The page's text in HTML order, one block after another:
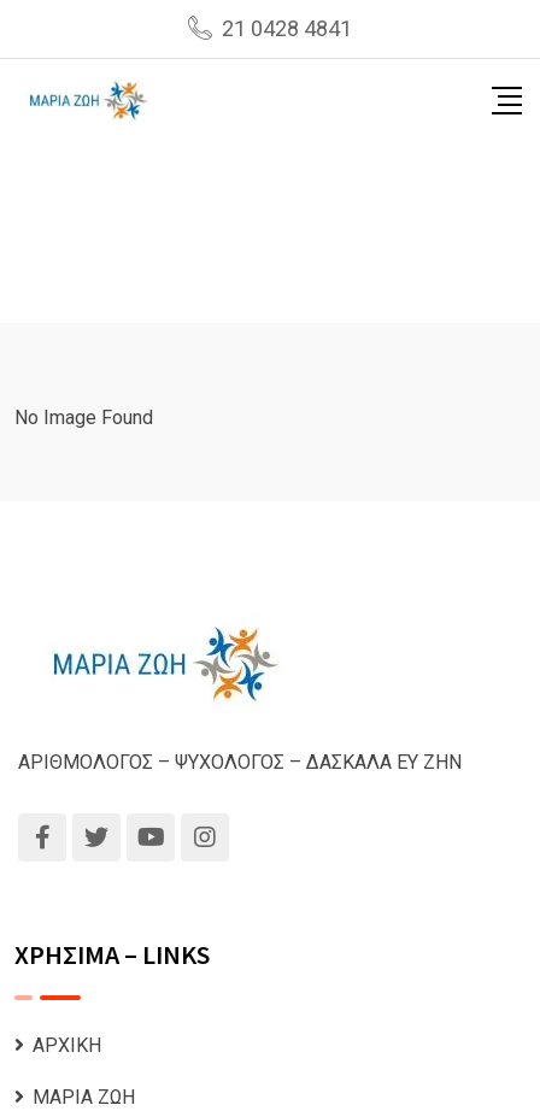
21 0428 4841
No Image Found
ΑΡΙΘΜΟΛΟΓΟΣ – ΨΥΧΟΛΟΓΟΣ – ΔΑΣΚΑΛΑ ΕΥ ΖΗΝ
ΧΡΗΣΙΜΑ – LINKS
ΑΡΧΙΚΗ
ΜΑΡΙΑ ΖΩΗ